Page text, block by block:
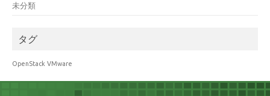
未分類
タグ
OpenStack VMware